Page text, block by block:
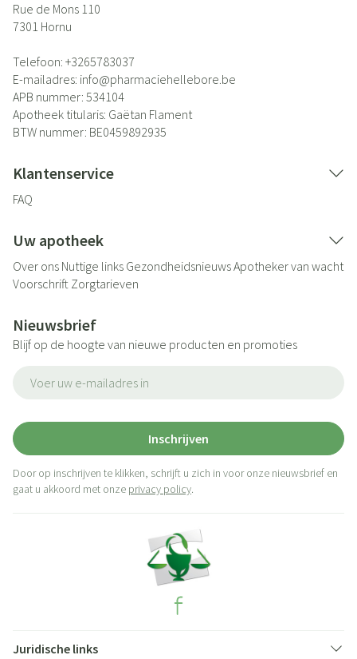
Rue de Mons 110
7301 Hornu
Telefoon: +3265783037
E-mailadres: info@pharmaciehellebore.be
APB nummer: 534104
Apotheek titularis: Gaëtan Flament
BTW nummer: BE0459892935
Klantenservice
FAQ
Uw apotheek
Over ons Nuttige links GezondheidsnieuwsApotheker van wacht
Voorschrift Zorgtarieven
Nieuwsbrief
Blijf op de hoogte van nieuwe producten en promoties
Inschrijven
Door op inschrijven te klikken, schrijft u zich in voor onze nieuwsbrief en
gaat u akkoord met onze privacy policy.
Juridische links